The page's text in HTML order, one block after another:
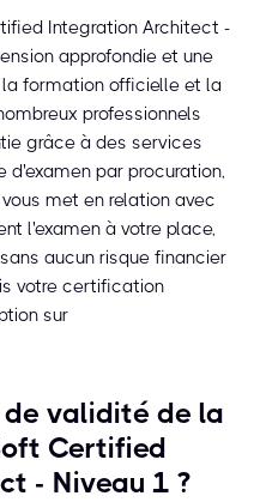
Integration Architect -
approfondie et une
la formation officielle et la
professionnels
grâce à des services
d'examen par procuration,
met en relation avec
l'examen à votre place,
aucun risque financier
votre certification
sur
de validité de la
Certified
- Niveau 1 ?